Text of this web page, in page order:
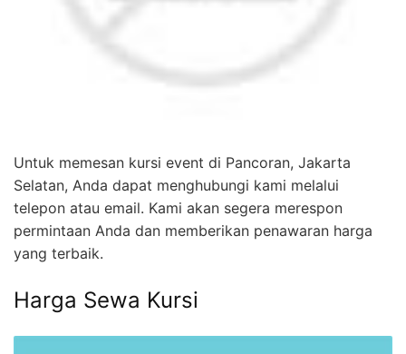
Untuk memesan kursi event di Pancoran, Jakarta
Selatan, Anda dapat menghubungi kami melalui
telepon atau email. Kami akan segera merespon
permintaan Anda dan memberikan penawaran harga
yang terbaik.
Harga Sewa Kursi